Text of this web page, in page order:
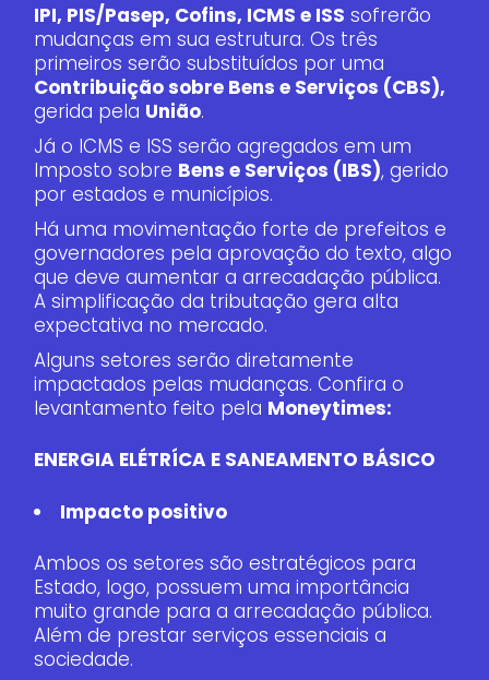
IPI, PIS/Pasep, Cofins, ICMS e ISS sofrerão
mudanças em sua estrutura. Os três
primeiros serão substituídos por uma
Contribuição sobre Bens e Serviços (CBS),
gerida pela União.
Já o ICMS e ISS serão agregados em um
Imposto sobre Bens e Serviços (IBS), gerido
por estados e municípios.
Há uma movimentação forte de prefeitos e
governadores pela aprovação do texto, algo
que deve aumentar a arrecadação pública.
A simplificação da tributação gera alta
expectativa no mercado.
Alguns setores serão diretamente
impactados pelas mudanças. Confira o
levantamento feito pela Moneytimes:
ENERGIA ELÉTRÍCA E SANEAMENTO BÁSICO
Impacto positivo
Ambos os setores são estratégicos para
Estado, logo, possuem uma importância
muito grande para a arrecadação pública.
Além de prestar serviços essenciais a
sociedade.